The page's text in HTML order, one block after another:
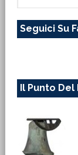
sito
Seguici Su
Il Punto